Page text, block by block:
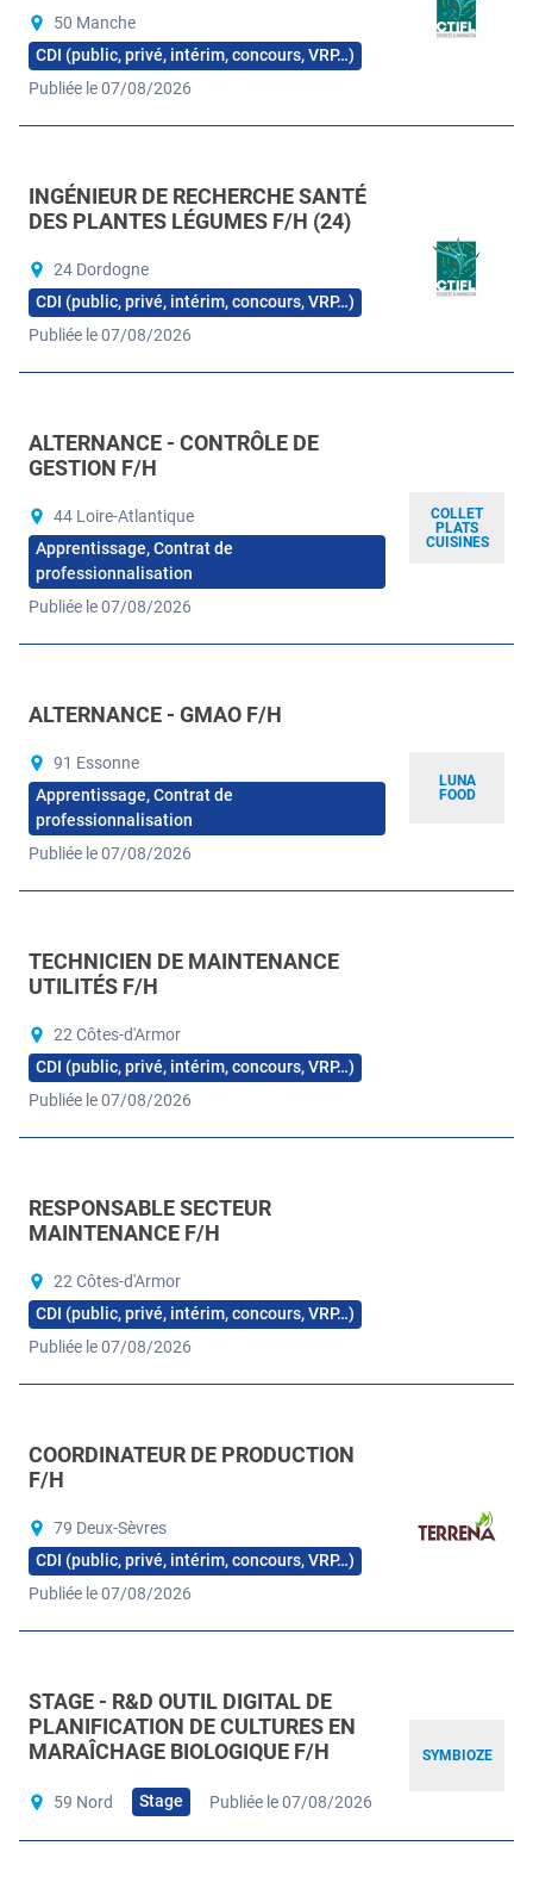
50 Manche
CDI (public, privé, intérim, concours, VRP…)
Publiée le 07/08/2026
INGÉNIEUR DE RECHERCHE SANTÉ
DES PLANTES LÉGUMES F/H (24)
24 Dordogne
CDI (public, privé, intérim, concours, VRP…)
Publiée le 07/08/2026
COLLET
PLATS
CUISINES
ALTERNANCE - CONTRÔLE DE
GESTION F/H
44 Loire-Atlantique
Apprentissage, Contrat de
professionnalisation
Publiée le 07/08/2026
LUNA
FOOD
ALTERNANCE - GMAO F/H
91 Essonne
Apprentissage, Contrat de
professionnalisation
Publiée le 07/08/2026
TECHNICIEN DE MAINTENANCE
UTILITÉS F/H
22 Côtes-d'Armor
CDI (public, privé, intérim, concours, VRP…)
Publiée le 07/08/2026
RESPONSABLE SECTEUR
MAINTENANCE F/H
22 Côtes-d'Armor
CDI (public, privé, intérim, concours, VRP…)
Publiée le 07/08/2026
COORDINATEUR DE PRODUCTION
F/H
79 Deux-Sèvres
CDI (public, privé, intérim, concours, VRP…)
Publiée le 07/08/2026
SYMBIOZE
STAGE - R&D OUTIL DIGITAL DE
PLANIFICATION DE CULTURES EN
MARAÎCHAGE BIOLOGIQUE F/H
59 Nord Stage Publiée le 07/08/2026